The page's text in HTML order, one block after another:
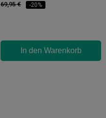
69,95 € -20%
In den Warenkorb